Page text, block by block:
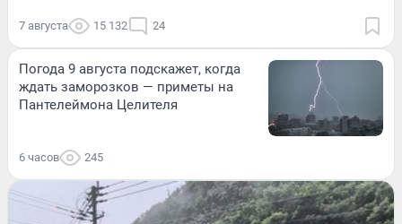
7 августа 15 132 24
Погода 9 августа подскажет, когда
ждать заморозков — приметы на
Пантелеймона Целителя
6 часов 245